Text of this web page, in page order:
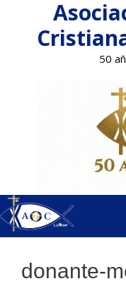
contenido
50
donante-